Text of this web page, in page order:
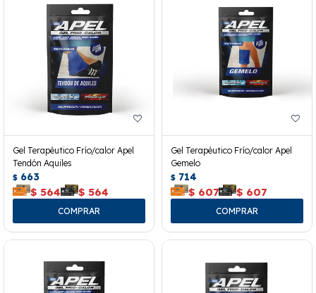
Gel Terapéutico Frío/calor Apel
Tendón Aquiles
$ 663
$ 564 $ 564
Gel Terapéutico Frío/calor Apel
Gemelo
$ 714
$ 607 $ 607